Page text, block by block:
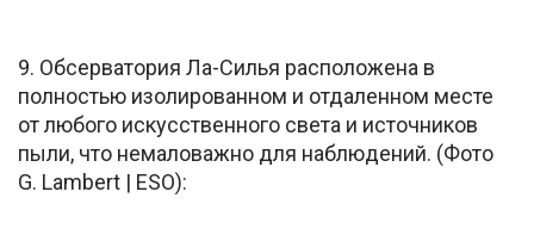
9. Обсерватория Ла-Силья расположена в
полностью изолированном и отдаленном месте
от любого искусственного света и источников
пыли, что немаловажно для наблюдений. (Фото
G. Lambert | ESO):